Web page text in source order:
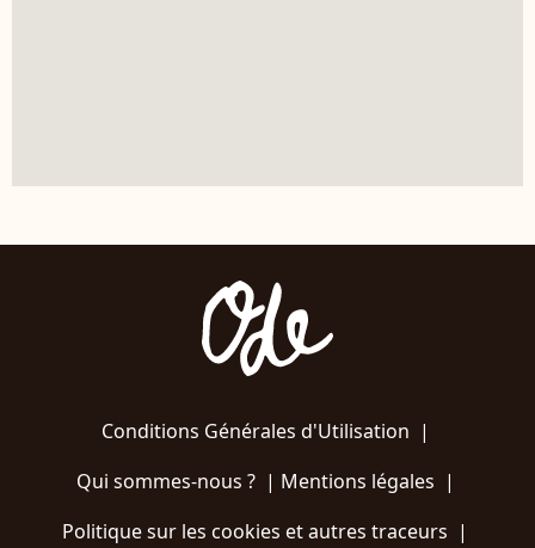
Conditions Générales d'Utilisation |
Qui sommes-nous ?| Mentions légales |
Politique sur les cookies et autres traceurs |